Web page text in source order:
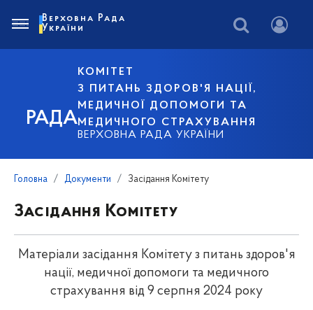
РАДА
КОМІТЕТ
З ПИТАНЬ ЗДОРОВ'Я НАЦІЇ,
МЕДИЧНОЇ ДОПОМОГИ ТА
МЕДИЧНОГО СТРАХУВАННЯ
ВЕРХОВНА РАДА УКРАЇНИ
Верховна Рада
України
Головна Документи Засідання Комітету
Засідання Комітету
Матеріали засідання Комітету з питань здоров'я
нації, медичної допомоги та медичного
страхування від 9 серпня 2024 року